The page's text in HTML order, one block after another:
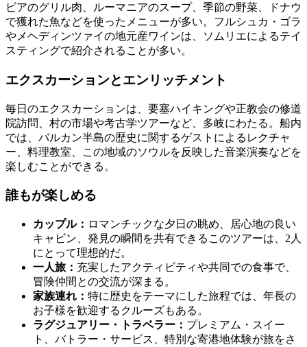
ビアのグリル肉、ルーマニアのスープ、季節の野菜、ドナウ
で獲れた魚などを使ったメニューが多い。フルシュカ・ゴラ
やメヘディンツァイの地元産ワインは、ソムリエによるテイ
スティングで紹介されることが多い。
エクスカーションとエンリッチメント
毎日のエクスカーションは、要塞ハイキングや正教会の修道
院訪問、村の市場や考古学ツアーなど、多岐にわたる。船内
では、バルカン半島の歴史に関するゲストによるレクチャ
ー、料理教室、この地域のソウルを反映した音楽演奏などを
楽しむことができる。
誰もが楽しめる
カップル： ロマンチックな夕日の眺め、居心地の良い
キャビン、発見の瞬間を共有できるこのツアーは、2人
にとって理想的だ。
一人旅： 充実したアクティビティや共同での食事で、
冒険仲間との交流が深まる。
家族連れ： 特に歴史をテーマにした旅程では、年長の
お子様を歓迎するクルーズもある。
ラグジュアリー・トラベラー： プレミアム・スイー
ト、バトラー・サービス、特別な寄港地体験が旅をさ